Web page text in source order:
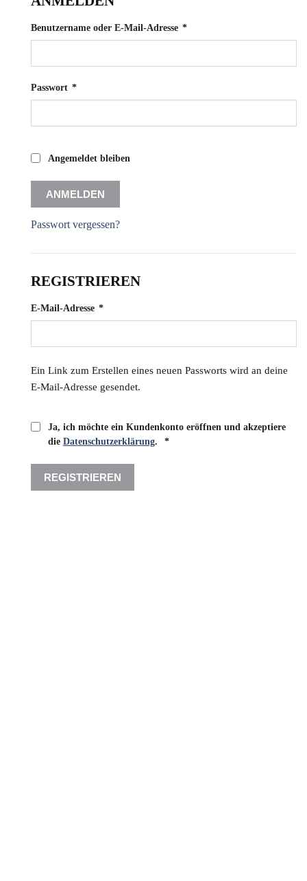
Benutzername oder E-Mail-Adresse *Erforderlich
Passwort *Erforderlich
Angemeldet bleiben
ANMELDEN
Passwort vergessen?
REGISTRIEREN
E-Mail-Adresse *Erforderlich
Ein Link zum Erstellen eines neuen Passworts wird an deine
E-Mail-Adresse gesendet.
Ja, ich möchte ein Kundenkonto eröffnen und akzeptiere
die Datenschutzerklärung. *Erforderlich
REGISTRIEREN